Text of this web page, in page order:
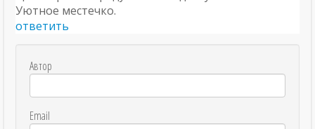
Уютное местечко.
ответить
Автор
Email